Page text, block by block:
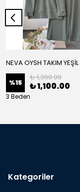
NEVA OYSH TAKIM YEŞİL
%15
₺ 1,300.00
₺ 1,100.00
3 Beden
Kategoriler